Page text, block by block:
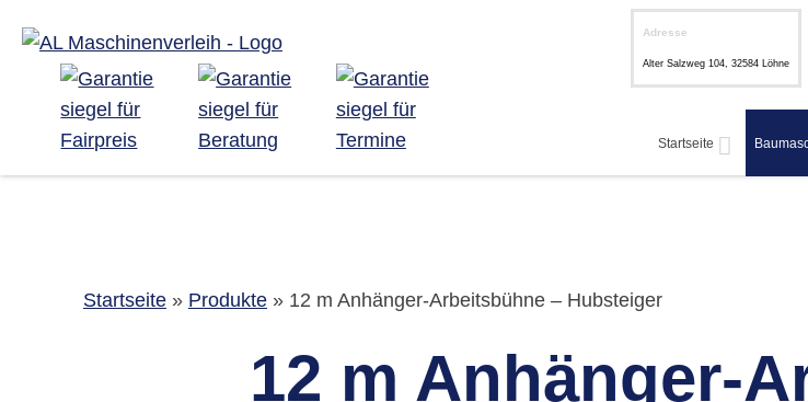
Adresse
Alter Salzweg 104, 32584 Löhne
Startseite
Startseite» Produkte» 12 m Anhänger-Arbeitsbühne – Hubsteiger
12 m Anhänger-